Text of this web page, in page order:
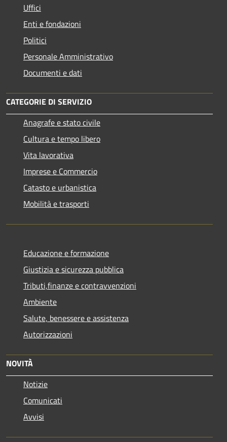
Uffici
Enti e fondazioni
Politici
Personale Amministrativo
Documenti e dati
CATEGORIE DI SERVIZIO
Anagrafe e stato civile
Cultura e tempo libero
Vita lavorativa
Imprese e Commercio
Catasto e urbanistica
Mobilità e trasporti
Educazione e formazione
Giustizia e sicurezza pubblica
Tributi,finanze e contravvenzioni
Ambiente
Salute, benessere e assistenza
Autorizzazioni
NOVITÀ
Notizie
Comunicati
Avvisi